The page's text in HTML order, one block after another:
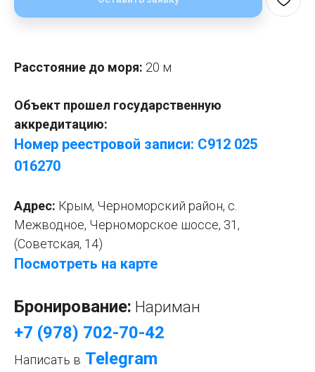
Расстояние до моря: 20 м
Объект прошел государственную
аккредитацию:
Номер реестровой записи: С912 025
016270
Адрес: Крым, Черноморский район, с.
Межводное, Черноморское шоссе, 31,
(Советская, 14)
Посмотреть на карте
Бронирование: Нариман
+7 (978) 702-70-42
Написать в Telegram